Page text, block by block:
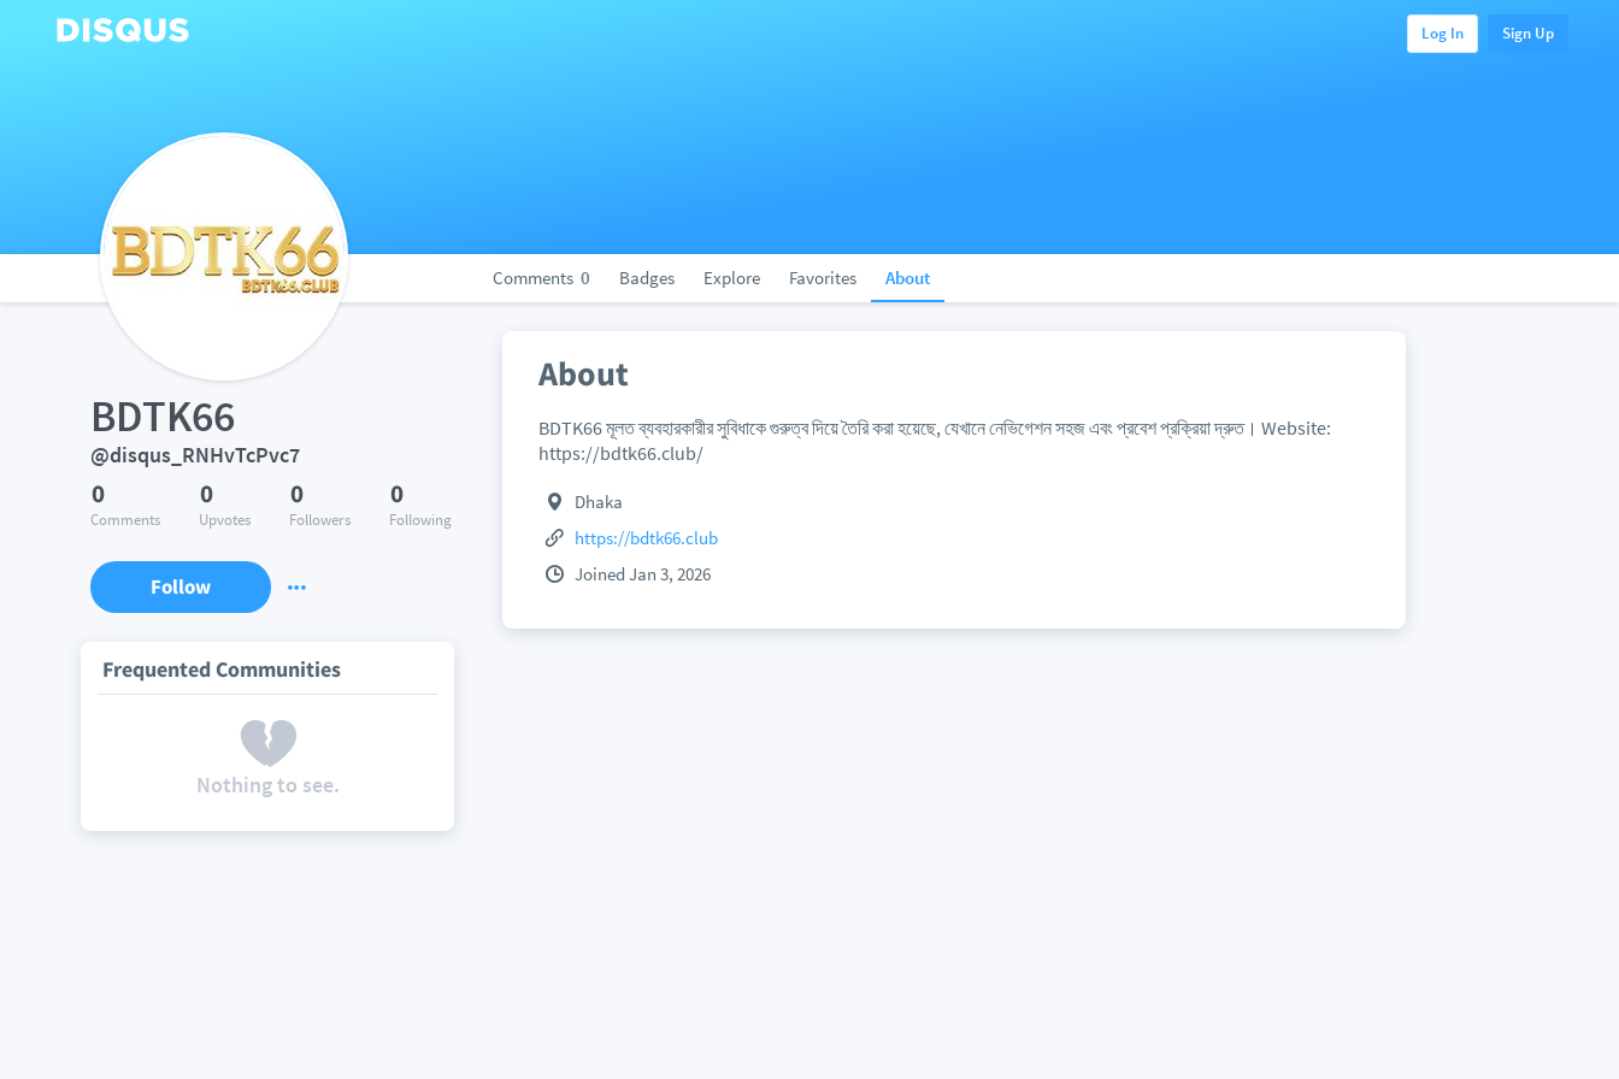
Log In Sign Up
Comments 0 Badges Explore Favorites About
BDTK66
@disqus_RNHvTcPvc7
0
Comments
0
Upvotes
0
Followers
0
Following
Follow
Frequented Communities
Nothing to see.
About
BDTK66 মূলত ব্যবহারকারীর সুবিধাকে গুরুত্ব দিয়ে তৈরি করা হয়েছে, যেখানে নেভিগেশন সহজ এবং প্রবেশ প্রক্রিয়া দ্রুত। Website:
https://bdtk66.club/
Dhaka
https://bdtk66.club
Joined Jan 3, 2026